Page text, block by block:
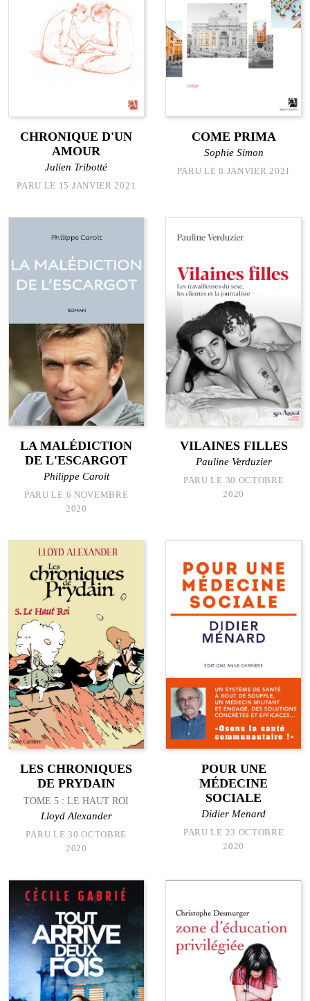
CHRONIQUE D'UN
AMOUR
Julien Tribotté
PARU LE 15 JANVIER 2021
COME PRIMA
Sophie Simon
PARU LE 8 JANVIER 2021
LA MALÉDICTION
DE L'ESCARGOT
Philippe Caroit
PARU LE 6 NOVEMBRE
2020
VILAINES FILLES
Pauline Verduzier
PARU LE 30 OCTOBRE
2020
LES CHRONIQUES
DE PRYDAIN
TOME 5 : LE HAUT ROI
Lloyd Alexander
PARU LE 30 OCTOBRE
2020
POUR UNE
MÉDECINE
SOCIALE
Didier Menard
PARU LE 23 OCTOBRE
2020